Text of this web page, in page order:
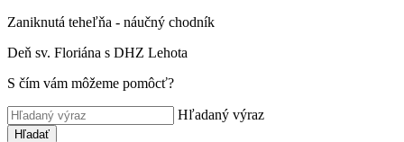
Zaniknutá teheľňa - náučný chodník
Deň sv. Floriána s DHZ Lehota
S čím vám môžeme pomôcť?
Hľadaný výraz
Hľadať